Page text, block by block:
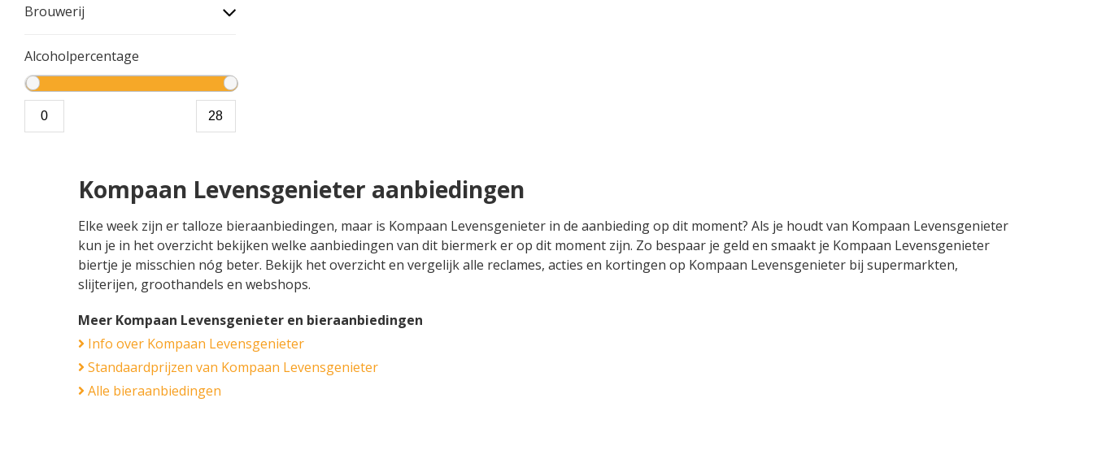
Brouwerij
Alcoholpercentage
Kompaan Levensgenieter aanbiedingen
Elke week zijn er talloze bieraanbiedingen, maar is Kompaan Levensgenieter in de aanbieding op dit moment? Als je houdt van Kompaan Levensgenieter
kun je in het overzicht bekijken welke aanbiedingen van dit biermerk er op dit moment zijn. Zo bespaar je geld en smaakt je Kompaan Levensgenieter
biertje je misschien nóg beter. Bekijk het overzicht en vergelijk alle reclames, acties en kortingen op Kompaan Levensgenieter bij supermarkten,
slijterijen, groothandels en webshops.
Meer Kompaan Levensgenieter en bieraanbiedingen
Info over Kompaan Levensgenieter
Standaardprijzen van Kompaan Levensgenieter
Alle bieraanbiedingen